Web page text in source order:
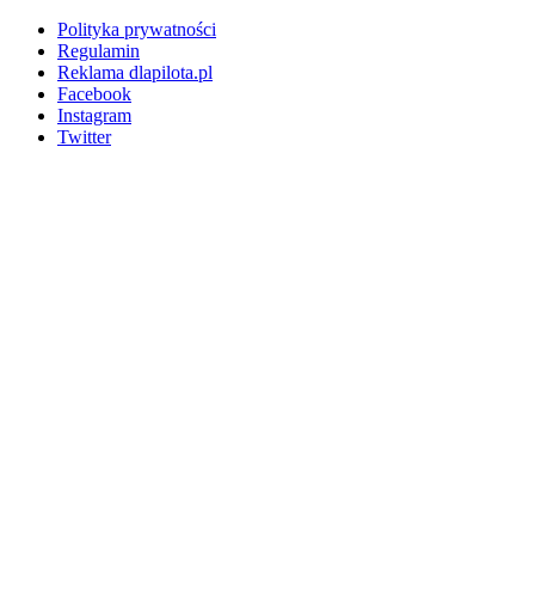
Polityka prywatności
Regulamin
Reklama dlapilota.pl
Facebook
Instagram
Twitter